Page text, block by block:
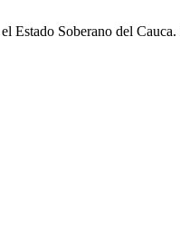
Estado Soberano del Cauca.